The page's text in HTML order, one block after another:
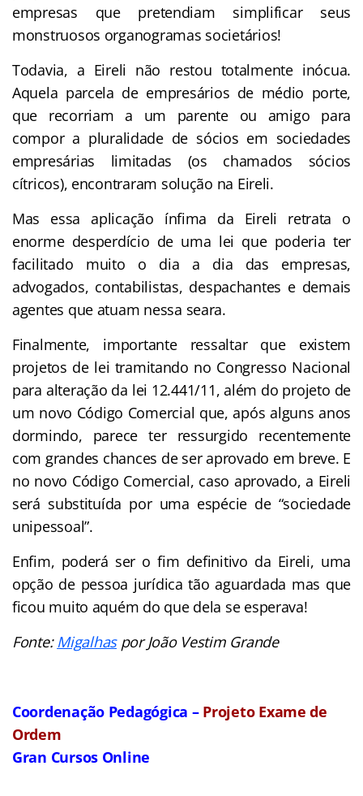
empresas que pretendiam simplificar seus
monstruosos organogramas societários!
Todavia, a Eireli não restou totalmente inócua.
Aquela parcela de empresários de médio porte,
que recorriam a um parente ou amigo para
compor a pluralidade de sócios em sociedades
empresárias limitadas (os chamados sócios
cítricos), encontraram solução na Eireli.
Mas essa aplicação ínfima da Eireli retrata o
enorme desperdício de uma lei que poderia ter
facilitado muito o dia a dia das empresas,
advogados, contabilistas, despachantes e demais
agentes que atuam nessa seara.
Finalmente, importante ressaltar que existem
projetos de lei tramitando no Congresso Nacional
para alteração da lei 12.441/11, além do projeto de
um novo Código Comercial que, após alguns anos
dormindo, parece ter ressurgido recentemente
com grandes chances de ser aprovado em breve. E
no novo Código Comercial, caso aprovado, a Eireli
será substituída por uma espécie de “sociedade
unipessoal”.
Enfim, poderá ser o fim definitivo da Eireli, uma
opção de pessoa jurídica tão aguardada mas que
ficou muito aquém do que dela se esperava!
Fonte:Migalhaspor João Vestim Grande
Coordenação Pedagógica – Projeto Exame de
Ordem
Gran Cursos Online